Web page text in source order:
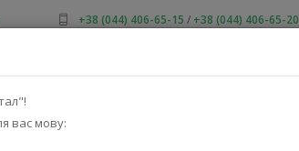
вас мову:
+38 (044) 406-65-15 / +38 (044) 406-65-20